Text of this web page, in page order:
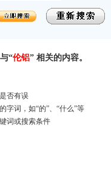
“伦铝” 相关的内容。
否有误
字词，如“的”、“什么”等
词或搜索条件